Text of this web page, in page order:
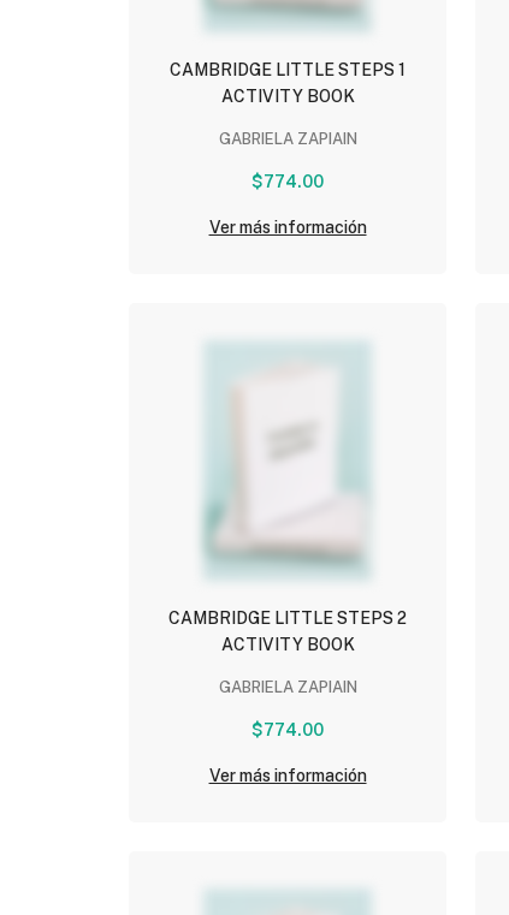
CAMBRIDGE LITTLE STEPS 1
ACTIVITY BOOK
GABRIELA ZAPIAIN
$774.00
Ver más información
CAMBRIDGE LITTLE STEPS 2
ACTIVITY BOOK
GABRIELA ZAPIAIN
$774.00
Ver más información